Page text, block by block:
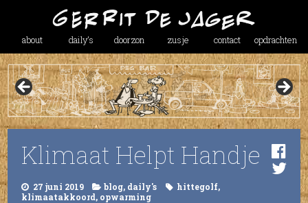
about daily’s doorzon zusje contact opdrachten
Klimaat Helpt Handje
27 juni 2019 blog, daily's hittegolf,
klimaatakkoord, opwarming